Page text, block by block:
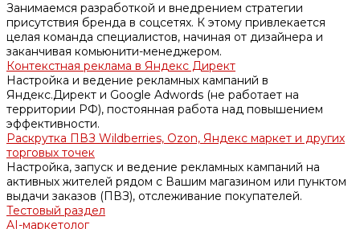
Занимаемся разработкой и внедрением стратегии
присутствия бренда в соцсетях. К этому привлекается
целая команда специалистов, начиная от дизайнера и
заканчивая комьюнити-менеджером.
Контекстная реклама в Яндекс Директ
Настройка и ведение рекламных кампаний в
Яндекс.Директ и Google Adwords (не работает на
территории РФ), постоянная работа над повышением
эффективности.
Раскрутка ПВЗ Wildberries, Ozon, Яндекс маркет и других
торговых точек
Настройка, запуск и ведение рекламных кампаний на
активных жителей рядом с Вашим магазином или пунктом
выдачи заказов (ПВЗ), отслеживание покупателей.
Тестовый раздел
AI-маркетолог